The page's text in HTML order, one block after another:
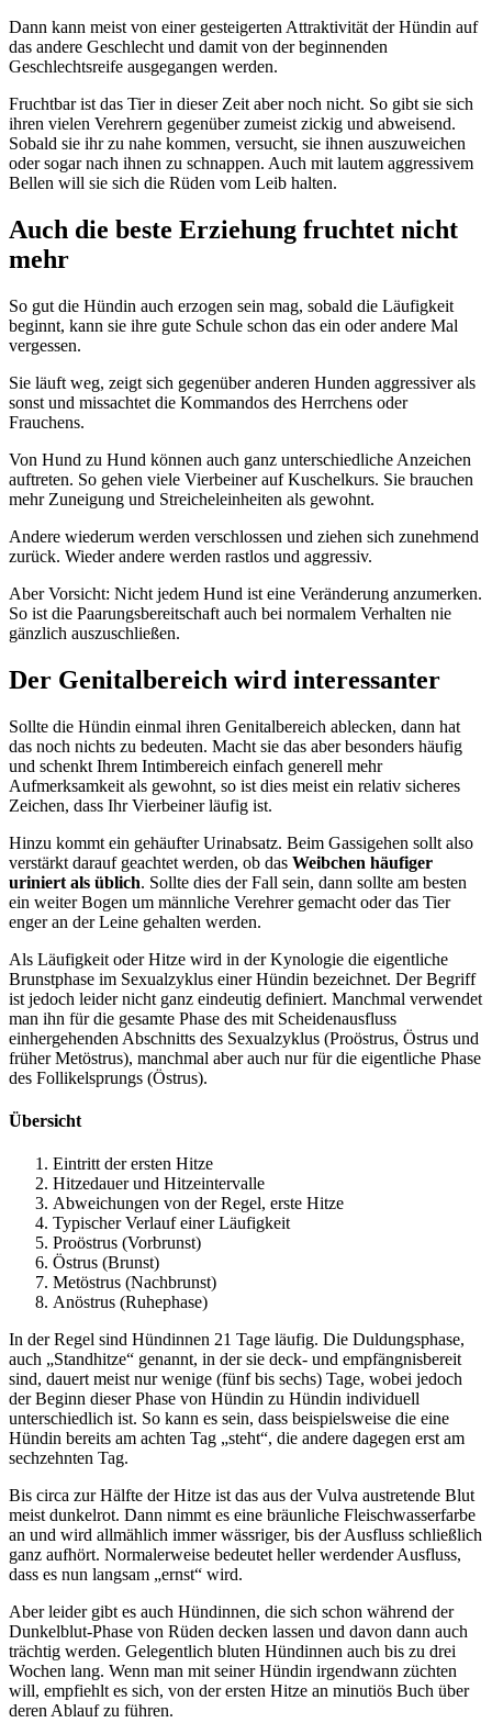
Dann kann meist von einer gesteigerten Attraktivität der Hündin auf
das andere Geschlecht und damit von der beginnenden
Geschlechtsreife ausgegangen werden.
Fruchtbar ist das Tier in dieser Zeit aber noch nicht. So gibt sie sich
ihren vielen Verehrern gegenüber zumeist zickig und abweisend.
Sobald sie ihr zu nahe kommen, versucht, sie ihnen auszuweichen
oder sogar nach ihnen zu schnappen. Auch mit lautem aggressivem
Bellen will sie sich die Rüden vom Leib halten.
Auch die beste Erziehung fruchtet nicht
mehr
So gut die Hündin auch erzogen sein mag, sobald die Läufigkeit
beginnt, kann sie ihre gute Schule schon das ein oder andere Mal
vergessen.
Sie läuft weg, zeigt sich gegenüber anderen Hunden aggressiver als
sonst und missachtet die Kommandos des Herrchens oder
Frauchens.
Von Hund zu Hund können auch ganz unterschiedliche Anzeichen
auftreten. So gehen viele Vierbeiner auf Kuschelkurs. Sie brauchen
mehr Zuneigung und Streicheleinheiten als gewohnt.
Andere wiederum werden verschlossen und ziehen sich zunehmend
zurück. Wieder andere werden rastlos und aggressiv.
Aber Vorsicht: Nicht jedem Hund ist eine Veränderung anzumerken.
So ist die Paarungsbereitschaft auch bei normalem Verhalten nie
gänzlich auszuschließen.
Der Genitalbereich wird interessanter
Sollte die Hündin einmal ihren Genitalbereich ablecken, dann hat
das noch nichts zu bedeuten. Macht sie das aber besonders häufig
und schenkt Ihrem Intimbereich einfach generell mehr
Aufmerksamkeit als gewohnt, so ist dies meist ein relativ sicheres
Zeichen, dass Ihr Vierbeiner läufig ist.
Hinzu kommt ein gehäufter Urinabsatz. Beim Gassigehen sollt also
verstärkt darauf geachtet werden, ob das Weibchen häufiger
uriniert als üblich. Sollte dies der Fall sein, dann sollte am besten
ein weiter Bogen um männliche Verehrer gemacht oder das Tier
enger an der Leine gehalten werden.
Als Läufigkeit oder Hitze wird in der Kynologie die eigentliche
Brunstphase im Sexualzyklus einer Hündin bezeichnet. Der Begriff
ist jedoch leider nicht ganz eindeutig definiert. Manchmal verwendet
man ihn für die gesamte Phase des mit Scheidenausfluss
einhergehenden Abschnitts des Sexualzyklus (Proöstrus, Östrus und
früher Metöstrus), manchmal aber auch nur für die eigentliche Phase
des Follikelsprungs (Östrus).
Übersicht
Eintritt der ersten Hitze
Hitzedauer und Hitzeintervalle
Abweichungen von der Regel, erste Hitze
Typischer Verlauf einer Läufigkeit
Proöstrus (Vorbrunst)
Östrus (Brunst)
Metöstrus (Nachbrunst)
Anöstrus (Ruhephase)
In der Regel sind Hündinnen 21 Tage läufig. Die Duldungsphase,
auch „Standhitze“ genannt, in der sie deck- und empfängnisbereit
sind, dauert meist nur wenige (fünf bis sechs) Tage, wobei jedoch
der Beginn dieser Phase von Hündin zu Hündin individuell
unterschiedlich ist. So kann es sein, dass beispielsweise die eine
Hündin bereits am achten Tag „steht“, die andere dagegen erst am
sechzehnten Tag.
Bis circa zur Hälfte der Hitze ist das aus der Vulva austretende Blut
meist dunkelrot. Dann nimmt es eine bräunliche Fleischwasserfarbe
an und wird allmählich immer wässriger, bis der Ausfluss schließlich
ganz aufhört. Normalerweise bedeutet heller werdender Ausfluss,
dass es nun langsam „ernst“ wird.
Aber leider gibt es auch Hündinnen, die sich schon während der
Dunkelblut-Phase von Rüden decken lassen und davon dann auch
trächtig werden. Gelegentlich bluten Hündinnen auch bis zu drei
Wochen lang. Wenn man mit seiner Hündin irgendwann züchten
will, empfiehlt es sich, von der ersten Hitze an minutiös Buch über
deren Ablauf zu führen.